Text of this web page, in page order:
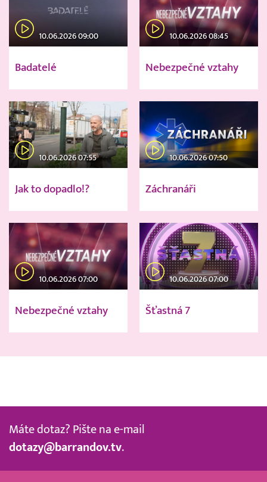
10.06.2026 09:00
Badatelé
10.06.2026 08:45
Nebezpečné vztahy
10.06.2026 07:55
Jak to dopadlo!?
10.06.2026 07:50
Záchranáři
10.06.2026 07:00
Nebezpečné vztahy
10.06.2026 07:00
Šťastná 7
Máte dotaz? Pište na e-mail
dotazy@barrandov.tv.